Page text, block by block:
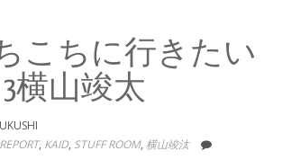
こちに行きたい
山竣太
, KAID, STUFF ROOM, 横山竣汰